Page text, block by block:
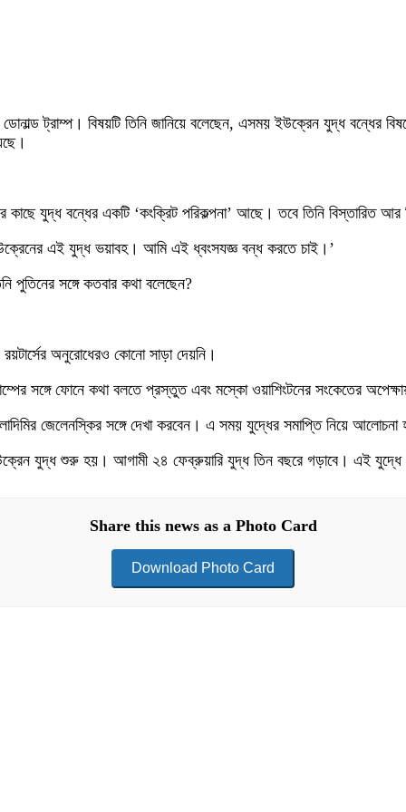
ডোনাল্ড ট্রাম্প। বিষয়টি তিনি জানিয়ে বলেছেন, এসময় ইউক্রেন যুদ্ধ
যুদ্ধ বন্ধের একটি ‘কংক্রিট পরিকল্পনা’ আছে। তবে তিনি বিস্তারিত আর
এই যুদ্ধ ভয়াবহ। আমি এই ধ্বংসযজ্ঞ বন্ধ করতে চাই।’
পুতিনের সঙ্গে কতবার কথা বলেছেন?
অনুরোধেরও কোনো সাড়া দেয়নি।
সঙ্গে ফোনে কথা বলতে প্রস্তুত এবং মস্কো ওয়াশিংটনের সংকেতের
জেলেনস্কির সঙ্গে দেখা করবেন। এ সময় যুদ্ধের সমাপ্তি নিয়ে আলোচনা
যুদ্ধ শুরু হয়। আগামী ২৪ ফেব্রুয়ারি যুদ্ধ তিন বছরে গড়াবে। এই যুদ্ধে
Share this news as a Photo Card
Download Photo Card